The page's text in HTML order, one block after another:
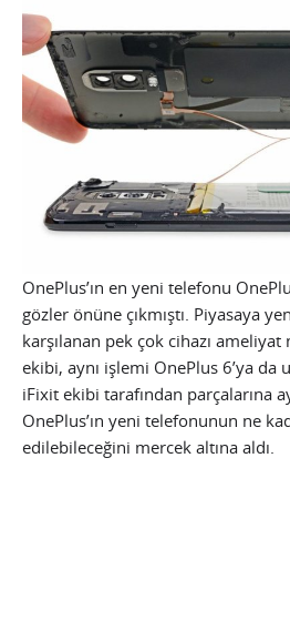
OnePlus’ın en yeni telefonu
gözler önüne çıkmıştı. Piyasaya
karşılanan pek çok cihazı ameliyat
ekibi, aynı işlemi OnePlus 6’ya da
iFixit ekibi tarafından parçalarına
OnePlus’ın yeni telefonunun ne
edilebileceğini mercek altına aldı.